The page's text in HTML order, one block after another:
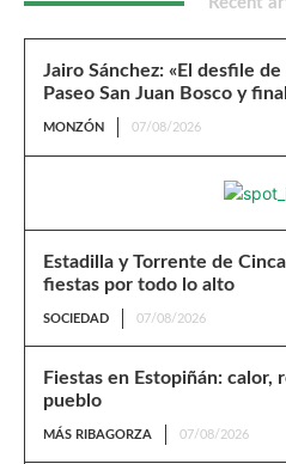
Jairo Sánchez: «El desfile de
Paseo San Juan Bosco y
MONZÓN 07/08/2026
Estadilla y Torrente de
fiestas por todo lo alto
SOCIEDAD 07/08/2026
Fiestas en Estopiñán: calor,
pueblo
MÁS RIBAGORZA 07/08/2026